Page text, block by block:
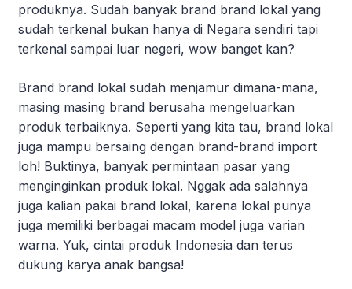
produknya. Sudah banyak brand brand lokal yang
sudah terkenal bukan hanya di Negara sendiri tapi
terkenal sampai luar negeri, wow banget kan?
Brand brand lokal sudah menjamur dimana-mana,
masing masing brand berusaha mengeluarkan
produk terbaiknya. Seperti yang kita tau, brand lokal
juga mampu bersaing dengan brand-brand import
loh! Buktinya, banyak permintaan pasar yang
menginginkan produk lokal. Nggak ada salahnya
juga kalian pakai brand lokal, karena lokal punya
juga memiliki berbagai macam model juga varian
warna. Yuk, cintai produk Indonesia dan terus
dukung karya anak bangsa!